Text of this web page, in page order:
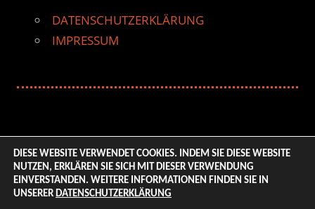
DATENSCHUTZERKLÄRUNG
IMPRESSUM
© 2026 ENTERTAINMENT BASE – Life & Style Magazine.
All Rights Reserved. | Based on
DIESE WEBSITE VERWENDET COOKIES. INDEM SIE DIESE WEBSITE
NUTZEN, ERKLÄREN SIE SICH MIT DIESER VERWENDUNG
EINVERSTANDEN. WEITERE INFORMATIONEN FINDEN SIE IN
UNSERER DATENSCHUTZERKLÄRUNG